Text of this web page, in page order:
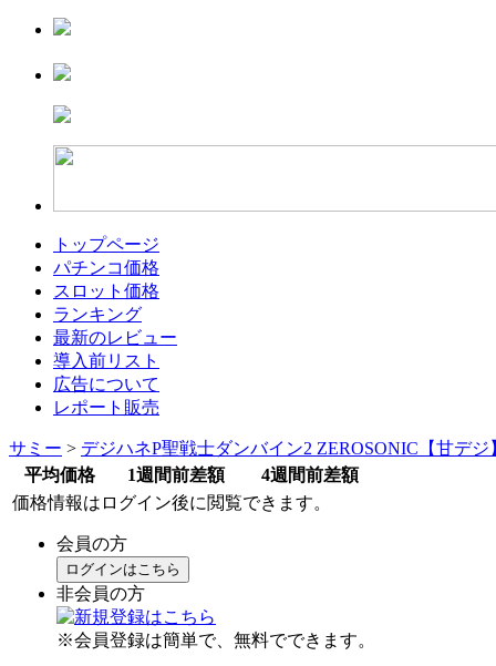
トップページ
パチンコ価格
スロット価格
ランキング
最新のレビュー
導入前リスト
広告について
レポート販売
サミー > デジハネP聖戦士ダンバイン2 ZEROSONIC【甘デ
平均価格
1週間前差額
4週間前差額
価格情報はログイン後に閲覧できます。
会員の方
ログインはこちら
非会員の方
※会員登録は簡単で、無料でできます。